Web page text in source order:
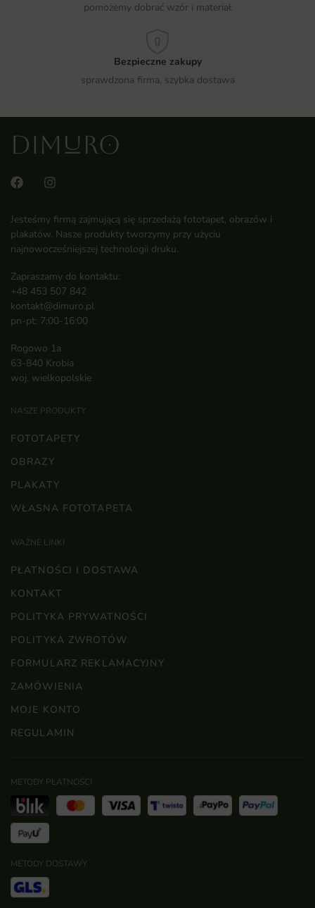
pomożemy dobrać wzór i materiał
Bezpieczne zakupy
sprawdzona firma, szybka dostawa
Jesteśmy firmą zajmującą się sprzedażą fototapet, obrazów i
plakatów. Nasze produkty tworzymy przy użyciu
najnowocześniejszej technologii druku.
Zapraszamy do kontaktu:
+48 453 507 842
kontakt@dimuro.pl
pn-pt: 7:00-16:00
Rogowo 1a
63-840 Krobia
woj. wielkopolskie
NASZE PRODUKTY
FOTOTAPETY
OBRAZY
PLAKATY
WŁASNA FOTOTAPETA
WAŻNE LINKI
PŁATNOŚCI I DOSTAWA
KONTAKT
POLITYKA PRYWATNOŚCI
POLITYKA ZWROTÓW
FORMULARZ REKLAMACYJNY
ZAMÓWIENIA
MOJE KONTO
REGULAMIN
METODY PŁATNOŚCI
METODY DOSTAWY